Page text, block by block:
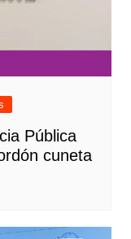
Pública
cuneta